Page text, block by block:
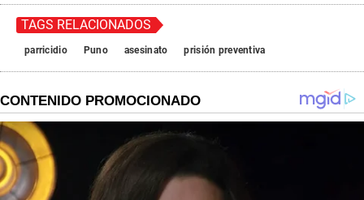
TAGS RELACIONADOS
parricidio Puno asesinato prisión preventiva